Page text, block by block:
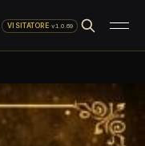
VISITATORE·v1.0.69